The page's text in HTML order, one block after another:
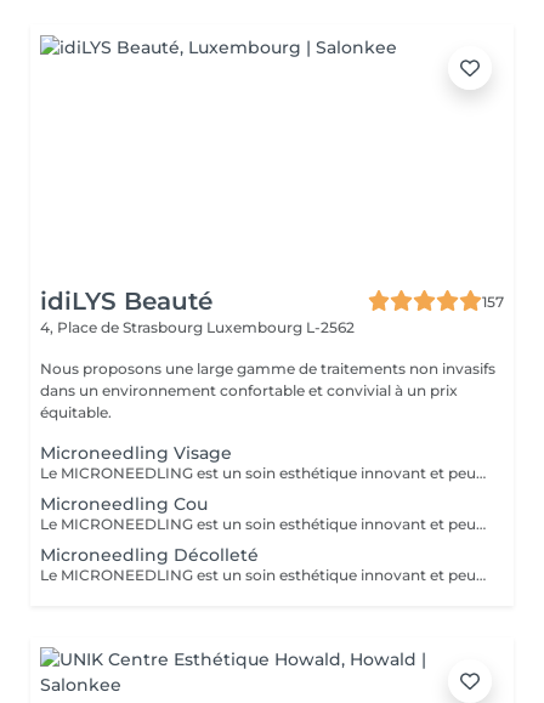
idiLYS Beauté
157
4, Place de Strasbourg Luxembourg L-2562
Nous proposons une large gamme de traitements non invasifs
dans un environnement confortable et convivial à un prix
équitable.
Microneedling Visage
Le MICRONEEDLING est un soin esthétique innovant et peu invasif qui stimule naturellement la régénération de la peau. Grâce à des fines micro-perforation, il relance la production de collagène et d'élastine. La peau est ainsi raffermie, les cicatrices d'acnés et les rides sont atténuées, les pores resserrés et le teint visiblement plus lumineux. Pour des résultats optimaux et durables, un traitement de 5 séances, espacées de 3-6 semaines, est recommandé.
Microneedling Cou
Le MICRONEEDLING est un soin esthétique innovant et peu invasif qui stimule naturellement la régénération de la peau. Grâce à des fines micro-perforation, il relance la production de collagène et d'élastine. La peau est ainsi raffermie, les cicatrices d'acnés et les rides sont atténuées, les pores resserrés et le teint visiblement plus lumineux. Pour des résultats optimaux et durables, un traitement de 5 séances, espacées de 3-6 semaines, est recommandé.
Microneedling Décolleté
Le MICRONEEDLING est un soin esthétique innovant et peu invasif qui stimule naturellement la régénération de la peau. Grâce à des fines micro-perforation, il relance la production de collagène et d'élastine. La peau est ainsi raffermie, les cicatrices d'acnés et les rides sont atténuées, les pores resserrés et le teint visiblement plus lumineux. Pour des résultats optimaux et durables, un traitement de 5 séances, espacées de 3-6 semaines, est recommandé.